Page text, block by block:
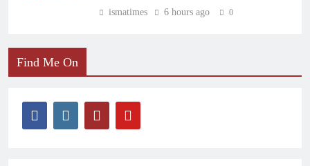
ismatimes 6 hours ago 0
Find Me On